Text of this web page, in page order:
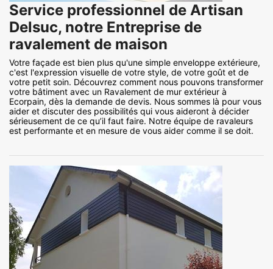
Service professionnel de Artisan
Delsuc, notre Entreprise de
ravalement de maison
Votre façade est bien plus qu'une simple enveloppe extérieure,
c'est l'expression visuelle de votre style, de votre goût et de
votre petit soin. Découvrez comment nous pouvons transformer
votre bâtiment avec un Ravalement de mur extérieur à
Ecorpain, dès la demande de devis. Nous sommes là pour vous
aider et discuter des possibilités qui vous aideront à décider
sérieusement de ce qu’il faut faire. Notre équipe de ravaleurs
est performante et en mesure de vous aider comme il se doit.